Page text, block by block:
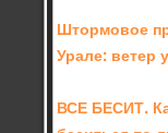
Штормовое
Урале: ветер
ВСЕ БЕСИТ.